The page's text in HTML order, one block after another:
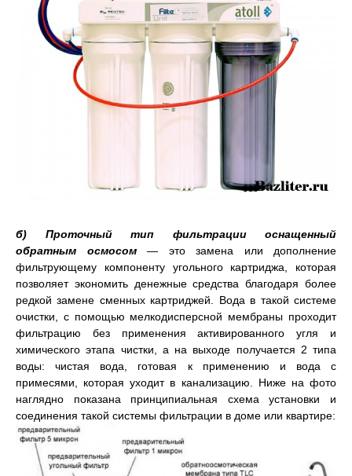
б) Проточный тип фильтрации оснащенный
обратным осмосом— это замена или дополнение
фильтрующему компоненту угольного картриджа, которая
позволяет экономить денежные средства благодаря более
редкой замене сменных картриджей. Вода в такой системе
очистки, с помощью мелкодисперсной мембраны проходит
фильтрацию без применения активированного угля и
химического этапа чистки, а на выходе получается 2 типа
воды: чистая вода, готовая к применению и вода с
примесями, которая уходит в канализацию. Ниже на фото
наглядно показана принципиальная схема установки и
соединения такой системы фильтрации в доме или квартире: